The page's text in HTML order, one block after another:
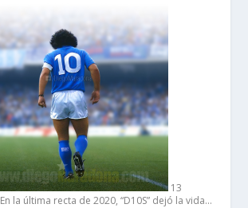
13
En la última recta de 2020, “D10S” dejó la vida…